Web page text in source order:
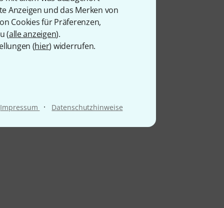
Anzeigen und das Merken von
Cookies für Präferenzen,
(alle anzeigen).
(hier) widerrufen.
Impressum · Datenschutzhinweise